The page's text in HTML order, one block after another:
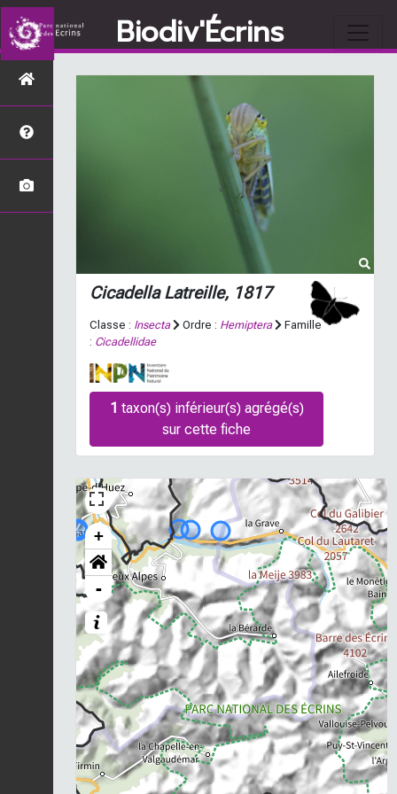
Biodiv'Écrins
CicadellaLatreille, 1817
Classe : Insecta Ordre : Hemiptera
Famille
: Cicadellidae
1 taxon(s) inférieur(s) agrégé(s)
sur cette fiche
+
-